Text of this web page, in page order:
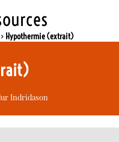
> Hypothermie (extrait)
Indridason